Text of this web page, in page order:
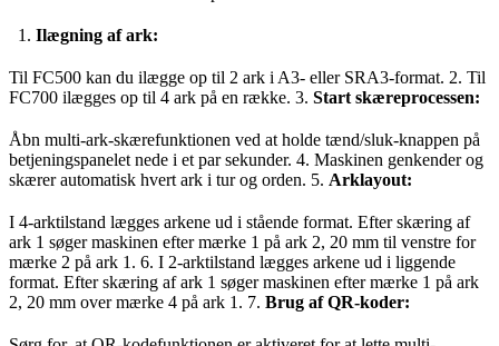
Ilægning af ark:
Til FC500 kan du ilægge op til 2 ark i A3- eller SRA3-format. 2. Til
FC700 ilægges op til 4 ark på en række. 3. Start skæreprocessen:
Åbn multi-ark-skærefunktionen ved at holde tænd/sluk-knappen på
betjeningspanelet nede i et par sekunder. 4. Maskinen genkender og
skærer automatisk hvert ark i tur og orden. 5. Arklayout:
I 4-arktilstand lægges arkene ud i stående format. Efter skæring af
ark 1 søger maskinen efter mærke 1 på ark 2, 20 mm til venstre for
mærke 2 på ark 1. 6. I 2-arktilstand lægges arkene ud i liggende
format. Efter skæring af ark 1 søger maskinen efter mærke 1 på ark
2, 20 mm over mærke 4 på ark 1. 7. Brug af QR-koder: